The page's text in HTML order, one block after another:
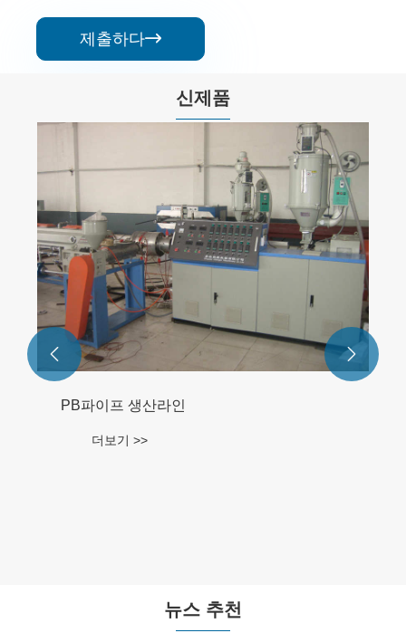
제출하다
신제품
PB파이프 생산라인
더보기 >>
 
뉴스 추천